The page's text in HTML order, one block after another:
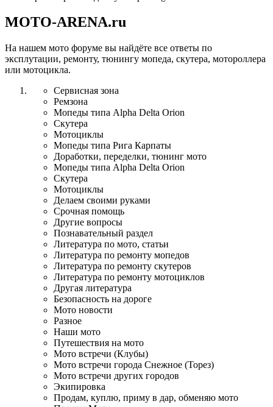
MOTO-ARENA.ru
На нашем мото форуме вы найдёте все ответы по
эксплутации, ремонту, тюнингу мопеда, скутера, мотороллера
или мотоцикла.
Сервисная зона
Ремзона
Мопеды типа Alpha Delta Orion
Скутера
Мотоциклы
Мопеды типа Рига Карпаты
Доработки, переделки, тюнинг мото
Мопеды типа Alpha Delta Orion
Скутера
Мотоциклы
Делаем своими руками
Срочная помощь
Другие вопросы
Познавательный раздел
Литература по мото, статьи
Литература по ремонту мопедов
Литература по ремонту скутеров
Литература по ремонту мотоциклов
Другая литература
Безопасность на дороге
Мото новости
Разное
Наши мото
Путешествия на мото
Мото встречи (Клубы)
Мото встречи города Снежное (Торез)
Мото встречи других городов
Экипировка
Продам, куплю, приму в дар, обменяю мото